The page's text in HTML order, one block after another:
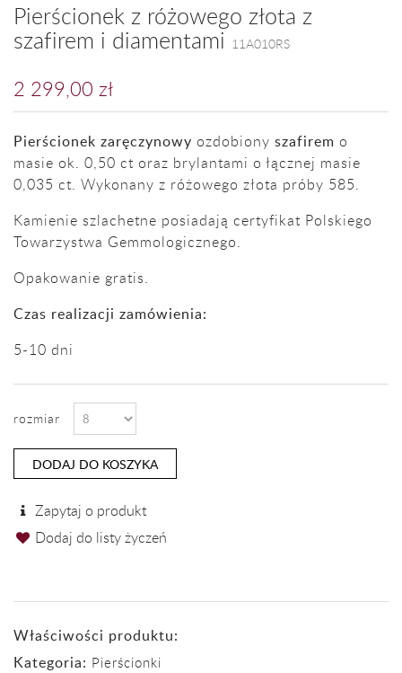
Pierścionek z różowego złota z
szafirem i diamentami 11A010RS
2 299,00 zł
Pierścionek zaręczynowy ozdobiony szafirem o
masie ok. 0,50 ct oraz brylantami o łącznej masie
0,035 ct. Wykonany z różowego złota próby 585.
Kamienie szlachetne posiadają certyfikat Polskiego
Towarzystwa Gemmologicznego.
Opakowanie gratis.
Czas realizacji zamówienia:
5-10 dni
DODAJ DO KOSZYKA
Zapytaj o produkt
Dodaj do listy życzeń
Właściwości produktu:
Kategoria: Pierścionki